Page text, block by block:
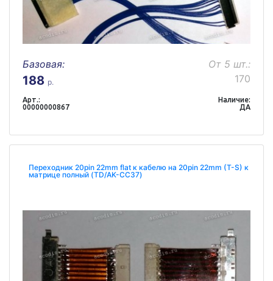
Базовая:
188 р.
От 5 шт.:
170
Арт.:
00000000867
Наличие:
ДА
Переходник 20pin 22mm flat к кабелю на 20pin 22mm (T-S) к
матрице полный (TD/AK-CC37)